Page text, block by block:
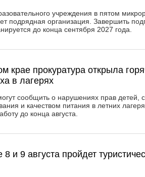
учреждения в пятом
подрядная организация. Завершить
до конца сентября 2027 года.
крае прокуратура открыла
в лагерях
сообщить о нарушениях прав детей,
и качеством питания в летних
до конца августа.
8 и 9 августа пройдет